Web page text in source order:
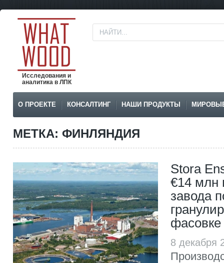
Исследования и
аналитика в ЛПК
О ПРОЕКТЕ КОНСАЛТИНГ НАШИ ПРОДУКТЫ
МЕТКА: ФИНЛЯНДИЯ
Stora
€14 млн
завода
фасовке
8